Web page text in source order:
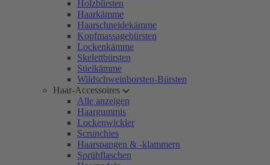
Holzbürsten
Haarkämme
Haarschneidekämme
Kopfmassagebürsten
Lockenkämme
Skelettbürsten
Stielkämme
Wildschweinborsten-Bürsten
Haar-Accessoires
Alle anzeigen
Haargummis
Lockenwickler
Scrunchies
Haarspangen & -klammern
Sprühflaschen